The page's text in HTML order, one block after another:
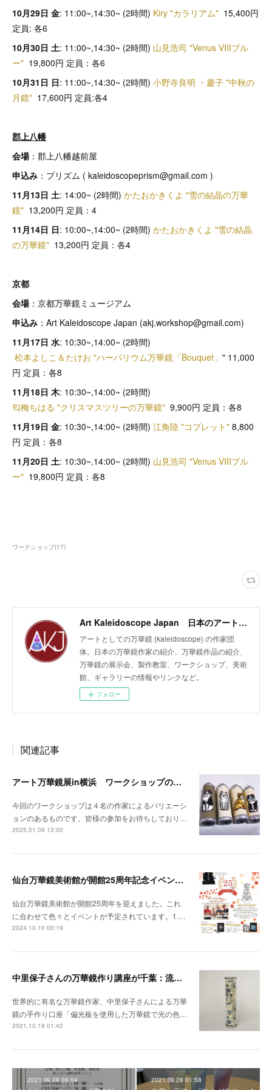
10月29日 金: 11:00~,14:30~ (2時間) Kiry "カラリアム" 15,400円
定員: 各6
10月30日 土: 11:00~,14:30~ (2時間) 山見浩司 "Venus VIIIブル
ー" 19,800円 定員：各6
10月31日 日: 11:00~,14:30~ (2時間) 小野寺良明 ・慶子 "中秋の
月鏡" 17,600円 定員:各4
郡上八幡
会場：郡上八幡越前屋
申込み ：プリズム ( kaleidoscopeprism@gmail.com )
11月13日 土: 14:00~ (2時間) かたおかきくよ "雪の結晶の万華
鏡" 13,200円 定員：4
11月14日 日: 10:00~,14:00~ (2時間) かたおかきくよ "雪の結晶
の万華鏡" 13,200円 定員：各4
京都
会場：京都万華鏡ミュージアム
申込み ：Art Kaleidoscope Japan (akj.workshop@gmail.com)
11月17日 水: 10:30~,14:00~ (2時間)
松本よしこ＆たけお "ハーバリウム万華鏡「Bouquet」 " 11,000
円 定員：各8
11月18日 木: 10:30~,14:00~ (2時間)
匂梅ちはる "クリスマスツリーの万華鏡" 9,900円 定員：各8
11月19日 金: 10:30~,14:00~ (2時間) 江角陸 "コブレット" 8,800
円 定員：各8
11月20日 土: 10:30~,14:00~ (2時間) 山見浩司 "Venus VIIIブル
ー" 19,800円 定員：各8
ワークショップ(17)
Art Kaleidoscope Japan 日本のアート万華鏡の作家団体
アートとしての万華鏡 (kaleidoscope) の作家団
体。日本の万華鏡作家の紹介、万華鏡作品の紹介、
万華鏡の展示会、製作教室、ワークショップ、美術
館、ギャラリーの情報やリンクなど。
フォロー
関連記事
アート万華鏡展in横浜 ワークショップのお知らせ
今回のワークショップは４名の作家によるバリエーシ
ョンのあるものです。皆様の参加をお待ちしており…
2025.01.09 13:00
仙台万華鏡美術館が開館25周年記念イベントを開催
仙台万華鏡美術館が開館25周年を迎えました。これ
に合わせて色々とイベントが予定されています。1.…
2024.10.10 00:19
中里保子さんの万華鏡作り講座が千葉：流山で
世界的に有名な万華鏡作家、中里保子さんによる万華
鏡の手作り口座「偏光板を使用した万華鏡で光の色…
2021.10.19 01:42
2021.09.28 06:04 2021.09.28 01:58